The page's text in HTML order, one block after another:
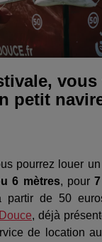
petit
pourrez louer un
6 mètres, pour
partir de 50
, déjà
de location